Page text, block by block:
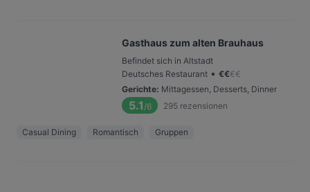
Gasthaus zum alten Brauhaus
Befindet sich in Altstadt
Deutsches Restaurant • €€€€
Gerichte: Mittagessen, Desserts, Dinner
5.1 /6 295 rezensionen
Casual Dining Romantisch Gruppen